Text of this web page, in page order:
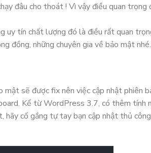
đâu cho thoát ! Vì vậy điều quan trọng
uy tín chất lượng đó là điều rất quan
đồng, những chuyên gia về bảo mật
sẽ được fix nên việc cập nhật phiên
Kể từ WordPress 3.7, có thêm tính
cố gắng tự tay bạn cập nhật thủ